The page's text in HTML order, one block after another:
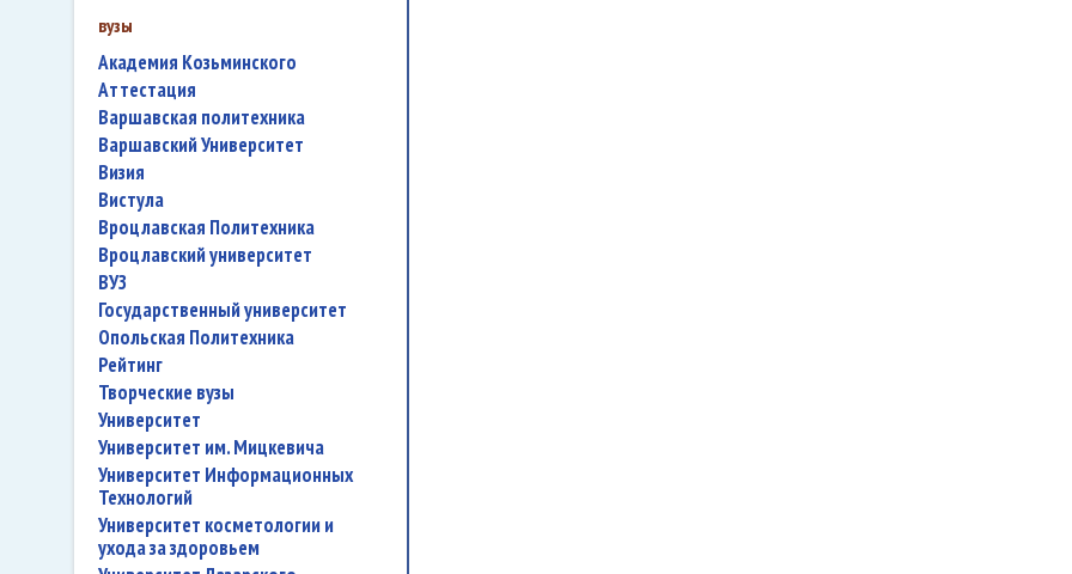
вузы
Академия Козьминского
аттестация
Варшавская политехника
Варшавский Университет
Визия
Вистула
Вроцлавская Политехника
Вроцлавский университет
ВУЗ
государственный университет
Опольская Политехника
рейтинг
творческие вузы
университет
Университет им. Мицкевича
Университет Информационных
Технологий
университет косметологии и
ухода за здоровьем